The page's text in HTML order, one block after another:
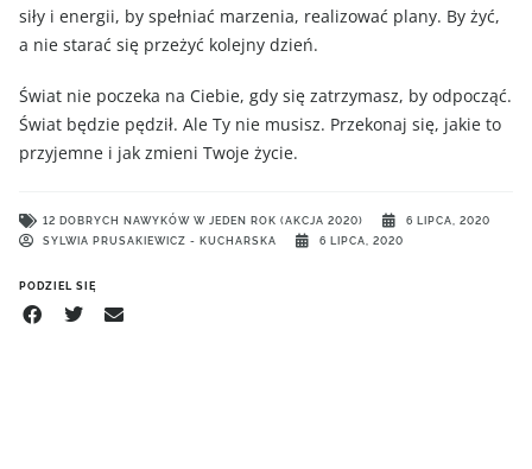
siły i energii, by spełniać marzenia, realizować plany. By żyć,
a nie starać się przeżyć kolejny dzień.
Świat nie poczeka na Ciebie, gdy się zatrzymasz, by odpocząć.
Świat będzie pędził. Ale Ty nie musisz. Przekonaj się, jakie to
przyjemne i jak zmieni Twoje życie.
12 DOBRYCH NAWYKÓW W JEDEN ROK (AKCJA 2020)
6 LIPCA, 2020
SYLWIA PRUSAKIEWICZ - KUCHARSKA
6 LIPCA, 2020
PODZIEL SIĘ